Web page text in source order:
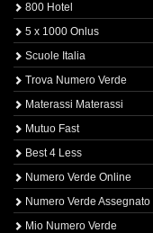
800 Hotel
5 x 1000 Onlus
Scuole Italia
Trova Numero Verde
Materassi Materassi
Mutuo Fast
Best 4 Less
Numero Verde Online
Numero Verde Assegnato
Mio Numero Verde